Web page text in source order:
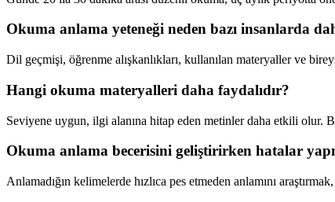
Okuma anlama yeteneği neden bazı insanlarda
Dil geçmişi, öğrenme alışkanlıkları, kullanılan materyaller ve
Hangi okuma materyalleri daha faydalıdır?
Seviyene uygun, ilgi alanına hitap eden metinler daha etkili olur.
Okuma anlama becerisini geliştirirken hatalar
Anlamadığın kelimelerde hızlıca pes etmeden anlamını